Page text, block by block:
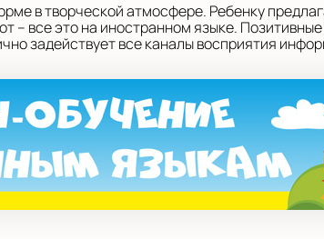
в творческой атмосфере. Ребенку
– все это на иностранном языке.
задействует все каналы восприятия